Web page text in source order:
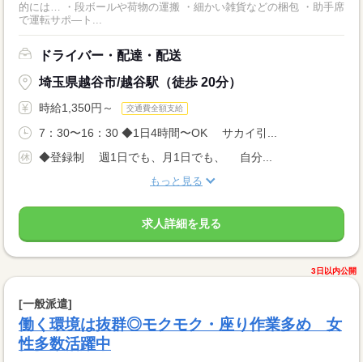
的には… ・段ボールや荷物の運搬 ・細かい雑貨などの梱包 ・助手席
で運転サポ―ト...
ドライバー・配達・配送
埼玉県越谷市/越谷駅（徒歩 20分）
時給1,350円～ 交通費全額支給
7：30〜16：30 ◆1日4時間〜OK サカイ引...
◆登録制 週1日でも、月1日でも、 自分...
もっと見る
求人詳細を見る
3日以内公開
[一般派遣]
働く環境は抜群◎モクモク・座り作業多め 女
性多数活躍中